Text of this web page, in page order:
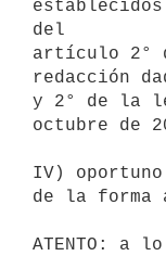
del
artículo 2°
redacción
y 2° de la
octubre de
IV)
de la forma
ATENTO: a